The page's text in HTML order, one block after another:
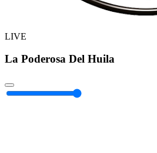
LIVE
La Poderosa Del Huila